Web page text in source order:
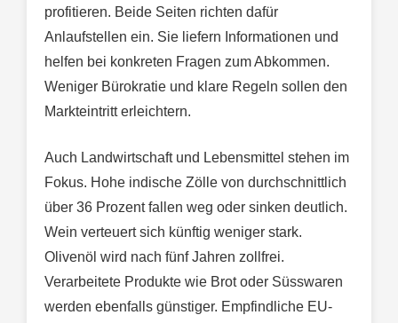
profitieren. Beide Seiten richten dafür
Anlaufstellen ein. Sie liefern Informationen und
helfen bei konkreten Fragen zum Abkommen.
Weniger Bürokratie und klare Regeln sollen den
Markteintritt erleichtern.
Auch Landwirtschaft und Lebensmittel stehen im
Fokus. Hohe indische Zölle von durchschnittlich
über 36 Prozent fallen weg oder sinken deutlich.
Wein verteuert sich künftig weniger stark.
Olivenöl wird nach fünf Jahren zollfrei.
Verarbeitete Produkte wie Brot oder Süsswaren
werden ebenfalls günstiger. Empfindliche EU-